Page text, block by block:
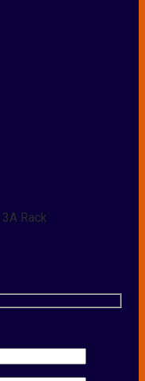
Rack